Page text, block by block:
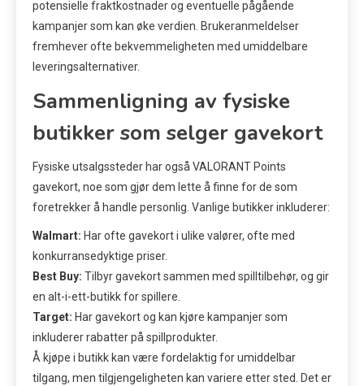
potensielle fraktkostnader og eventuelle pågående
kampanjer som kan øke verdien. Brukeranmeldelser
fremhever ofte bekvemmeligheten med umiddelbare
leveringsalternativer.
Sammenligning av fysiske
butikker som selger gavekort
Fysiske utsalgssteder har også VALORANT Points
gavekort, noe som gjør dem lette å finne for de som
foretrekker å handle personlig. Vanlige butikker inkluderer:
Walmart: Har ofte gavekort i ulike valører, ofte med
konkurransedyktige priser.
Best Buy: Tilbyr gavekort sammen med spilltilbehør, og gir
en alt-i-ett-butikk for spillere.
Target: Har gavekort og kan kjøre kampanjer som
inkluderer rabatter på spillprodukter.
Å kjøpe i butikk kan være fordelaktig for umiddelbar
tilgang, men tilgjengeligheten kan variere etter sted. Det er